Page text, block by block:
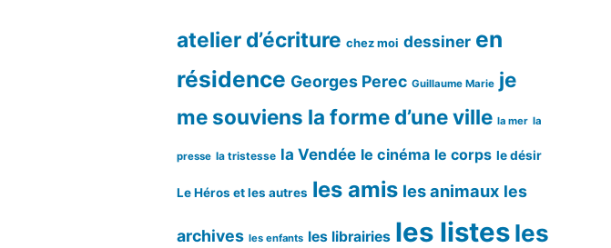
atelier d’écriture chez moi dessiner en
résidence Georges Perec Guillaume Marie je
me souviens la forme d’une ville la mer la
presse la tristesse la Vendée le cinéma le corps le désir
Le Héros et les autres les amis les animaux les
archives les enfants les librairies les listesles